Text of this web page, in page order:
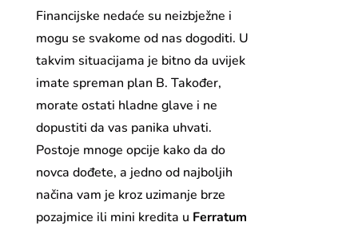
Financijske nedaće su neizbježne i
mogu se svakome od nas dogoditi. U
takvim situacijama je bitno da uvijek
imate spreman plan B. Također,
morate ostati hladne glave i ne
dopustiti da vas panika uhvati.
Postoje mnoge opcije kako da do
novca dođete, a jedno od najboljih
načina vam je kroz uzimanje brze
pozajmice ili mini kredita u Ferratum